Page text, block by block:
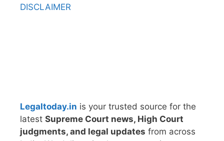
DISCLAIMER
Legaltoday.in is your trusted source for the
latest Supreme Court news, High Court
judgments, and legal updates from across